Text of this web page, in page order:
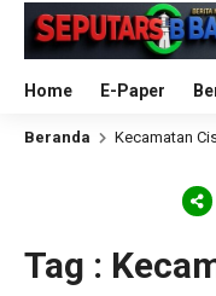
Home E-Paper
Beranda Kecamatan
Tag :